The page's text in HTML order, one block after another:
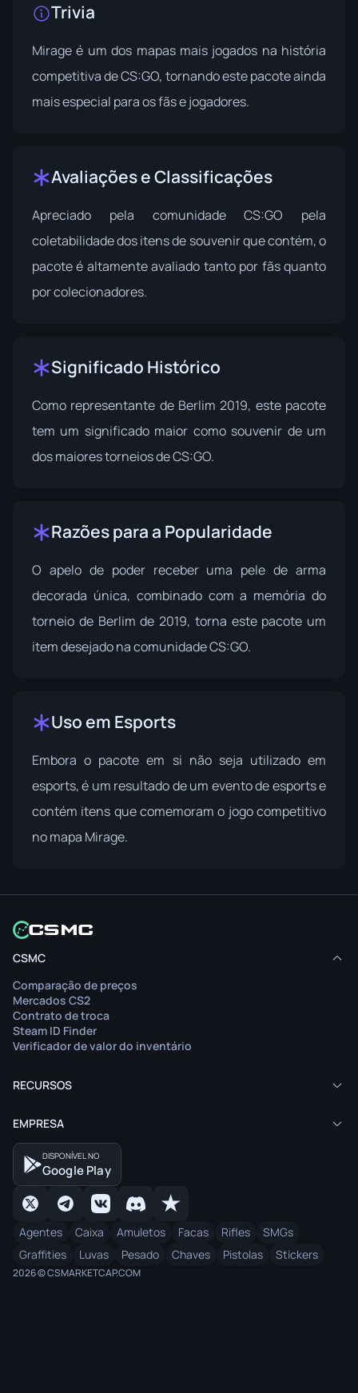
Trivia
Mirage é um dos mapas mais jogados na história
competitiva de CS:GO, tornando este pacote ainda
mais especial para os fãs e jogadores.
Avaliações e Classificações
Apreciado pela comunidade CS:GO pela
coletabilidade dos itens de souvenir que contém, o
pacote é altamente avaliado tanto por fãs quanto
por colecionadores.
Significado Histórico
Como representante de Berlim 2019, este pacote
tem um significado maior como souvenir de um
dos maiores torneios de CS:GO.
Razões para a Popularidade
O apelo de poder receber uma pele de arma
decorada única, combinado com a memória do
torneio de Berlim de 2019, torna este pacote um
item desejado na comunidade CS:GO.
Uso em Esports
Embora o pacote em si não seja utilizado em
esports, é um resultado de um evento de esports e
contém itens que comemoram o jogo competitivo
no mapa Mirage.
CSMC
Comparação de preços
Mercados CS2
Contrato de troca
Steam ID Finder
Verificador de valor do inventário
RECURSOS
EMPRESA
DISPONÍVEL NO
Google Play
Agentes Caixa Amuletos Facas Rifles
SMGs
Graffities
Luvas Pesado Chaves Pistolas Stickers
2026 © CSMARKETCAP.COM